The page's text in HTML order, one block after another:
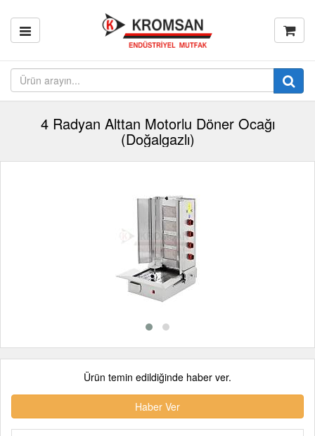
4 Radyan Alttan Motorlu Döner Ocağı
(Doğalgazlı)
Ürün temin edildiğinde haber ver.
Haber Ver